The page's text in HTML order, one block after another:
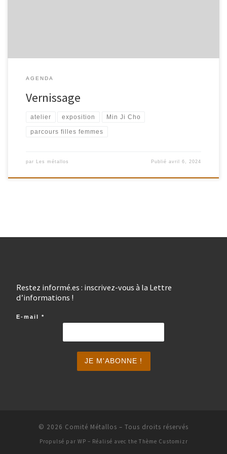
AGENDA
Vernissage
atelier exposition Min Ji Cho
parcours filles femmes
par Les métallos Publiéavril 6, 2024
Restez informé.es : inscrivez-vous à la Lettre
d’informations !
E-mail *
© 2026 Comité Métallos – Tous droits réservés
Propulsé par WP – Réalisé avec the Thème Customizr